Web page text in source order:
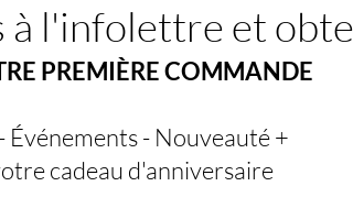
à l'infolettre et
PREMIÈRE COMMANDE
Événements - Nouveauté +
cadeau d'anniversaire